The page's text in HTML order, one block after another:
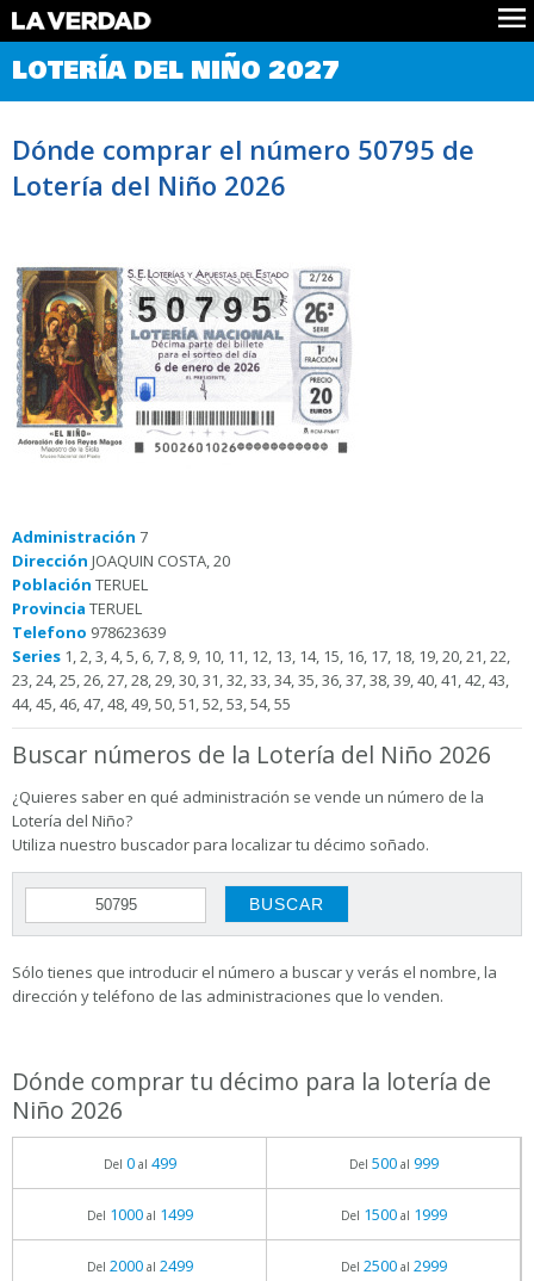
Comprobar Loteria del Niño
Premios
Noticias
Datos
LOTERÍA DEL NIÑO 2027
Dónde comprar el número 50795 de
Lotería del Niño 2026
50795
Administración 7
Dirección JOAQUIN COSTA, 20
Población TERUEL
Provincia TERUEL
Telefono 978623639
Series 1, 2, 3, 4, 5, 6, 7, 8, 9, 10, 11, 12, 13, 14, 15, 16, 17, 18, 19, 20, 21, 22,
23, 24, 25, 26, 27, 28, 29, 30, 31, 32, 33, 34, 35, 36, 37, 38, 39, 40, 41, 42, 43,
44, 45, 46, 47, 48, 49, 50, 51, 52, 53, 54, 55
Buscar números de la Lotería del Niño 2026
¿Quieres saber en qué administración se vende un número de la
Lotería del Niño?
Utiliza nuestro buscador para localizar tu décimo soñado.
Sólo tienes que introducir el número a buscar y verás el nombre, la
dirección y teléfono de las administraciones que lo venden.
Dónde comprar tu décimo para la lotería de
Niño 2026
Del 0al 499 Del 500al 999
Del 1000al 1499 Del 1500al 1999
Del 2000al 2499 Del 2500al 2999